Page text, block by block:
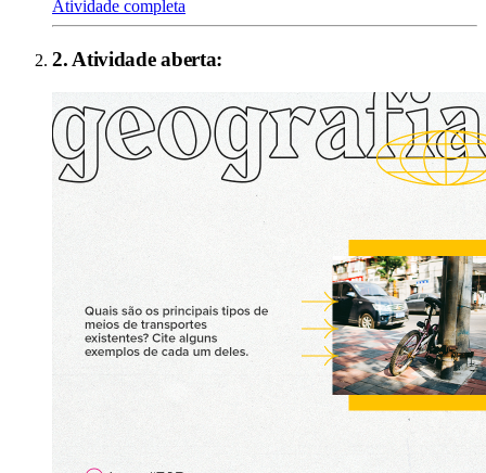
Atividade completa
2. Atividade aberta: